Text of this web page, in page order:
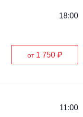
18:00
от 1 750 ₽
11:00